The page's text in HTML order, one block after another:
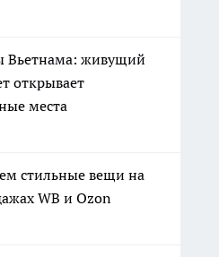
Вьетнама: живущий
открывает
места
стильные вещи на
WB и Ozon